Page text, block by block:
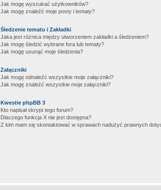
Jak mogę wyszukać użytkowników?
Jak mogę znaleźć moje posty i tematy?
Śledzenie tematu i Zakładki
Jaka jest różnica między utworzeniem zakładki a śledzeniem?
Jak mogę śledzić wybrane fora lub tematy?
Jak mogę usunąć moje śledzenia?
Załączniki
Jak mogę odnaleźć wszystkie moje załączniki?
Jak mogę znaleźć wszystkie moje załączniki?
Kwestie phpBB 3
Kto napisał skrypt tego forum?
Dlaczego funkcja X nie jest dostępna?
Z kim mam się skontaktować w sprawach nadużyć prawnych